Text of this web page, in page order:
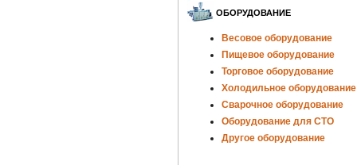
ОБОРУДОВАНИЕ
Весовое оборудование
Пищевое оборудование
Торговое оборудование
Холодильное оборудование
Сварочное оборудование
Оборудование для СТО
Другое оборудование